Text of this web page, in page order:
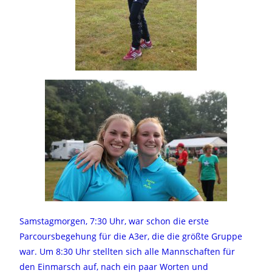
Samstagmorgen, 7:30 Uhr, war schon die erste
Parcoursbegehung für die A3er, die die größte Gruppe
war. Um 8:30 Uhr stellten sich alle Mannschaften für
den Einmarsch auf, nach ein paar Worten und